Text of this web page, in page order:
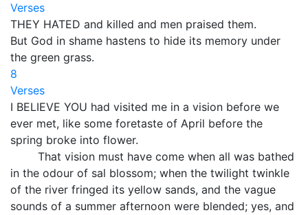
Verses
THEY HATED and killed and men praised them.
But God in shame hastens to hide its memory under
the green grass.
8
Verses
I BELIEVE YOU had visited me in a vision before we
ever met, like some foretaste of April before the
spring broke into flower.
That vision must have come when all was bathed
in the odour of sal blossom; when the twilight twinkle
of the river fringed its yellow sands, and the vague
sounds of a summer afternoon were blended; yes, and